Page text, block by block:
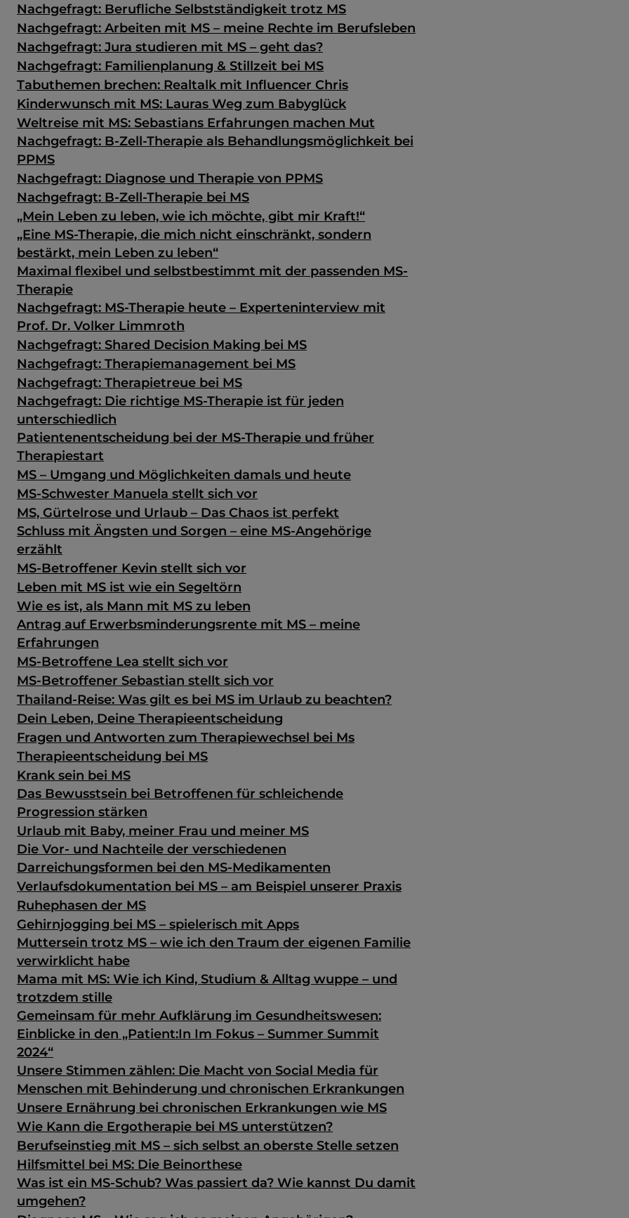
Nachgefragt: Berufliche Selbstständigkeit trotz MS
Nachgefragt: Arbeiten mit MS – meine Rechte im Berufsleben
Nachgefragt: Jura studieren mit MS – geht das?
Nachgefragt: Familienplanung & Stillzeit bei MS
Tabuthemen brechen: Realtalk mit Influencer Chris
Kinderwunsch mit MS: Lauras Weg zum Babyglück
Weltreise mit MS: Sebastians Erfahrungen machen Mut
Nachgefragt: B-Zell-Therapie als Behandlungsmöglichkeit bei
PPMS
Nachgefragt: Diagnose und Therapie von PPMS
Nachgefragt: B-Zell-Therapie bei MS
„Mein Leben zu leben, wie ich möchte, gibt mir Kraft!“
„Eine MS-Therapie, die mich nicht einschränkt, sondern
bestärkt, mein Leben zu leben“
Maximal flexibel und selbstbestimmt mit der passenden MS-
Therapie
Nachgefragt: MS-Therapie heute – Experteninterview mit
Prof. Dr. Volker Limmroth
Nachgefragt: Shared Decision Making bei MS
Nachgefragt: Therapiemanagement bei MS
Nachgefragt: Therapietreue bei MS
Nachgefragt: Die richtige MS-Therapie ist für jeden
unterschiedlich
Patientenentscheidung bei der MS-Therapie und früher
Therapiestart
MS – Umgang und Möglichkeiten damals und heute
MS-Schwester Manuela stellt sich vor
MS, Gürtelrose und Urlaub – Das Chaos ist perfekt
Schluss mit Ängsten und Sorgen – eine MS-Angehörige
erzählt
MS-Betroffener Kevin stellt sich vor
Leben mit MS ist wie ein Segeltörn
Wie es ist, als Mann mit MS zu leben
Antrag auf Erwerbsminderungsrente mit MS – meine
Erfahrungen
MS-Betroffene Lea stellt sich vor
MS-Betroffener Sebastian stellt sich vor
Thailand-Reise: Was gilt es bei MS im Urlaub zu beachten?
Dein Leben, Deine Therapieentscheidung
Fragen und Antworten zum Therapiewechsel bei Ms
Therapieentscheidung bei MS
Krank sein bei MS
Das Bewusstsein bei Betroffenen für schleichende
Progression stärken
Urlaub mit Baby, meiner Frau und meiner MS
Die Vor- und Nachteile der verschiedenen
Darreichungsformen bei den MS-Medikamenten
Verlaufsdokumentation bei MS – am Beispiel unserer Praxis
Ruhephasen der MS
Gehirnjogging bei MS – spielerisch mit Apps
Muttersein trotz MS – wie ich den Traum der eigenen Familie
verwirklicht habe
Mama mit MS: Wie ich Kind, Studium & Alltag wuppe – und
trotzdem stille
Gemeinsam für mehr Aufklärung im Gesundheitswesen:
Einblicke in den „Patient:In Im Fokus – Summer Summit
2024“
Unsere Stimmen zählen: Die Macht von Social Media für
Menschen mit Behinderung und chronischen Erkrankungen
Unsere Ernährung bei chronischen Erkrankungen wie MS
Wie Kann die Ergotherapie bei MS unterstützen?
Berufseinstieg mit MS – sich selbst an oberste Stelle setzen
Hilfsmittel bei MS: Die Beinorthese
Was ist ein MS-Schub? Was passiert da? Wie kannst Du damit
umgehen?